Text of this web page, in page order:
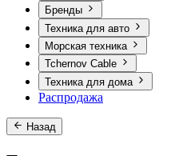
Бренды
Техника для авто
Морская техника
Tchernov Cable
Техника для дома
Распродажа
Назад